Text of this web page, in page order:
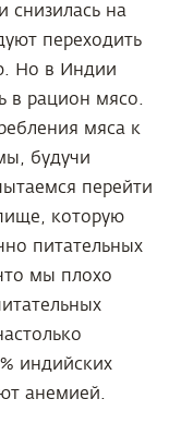
снизилась на
переходить
Но в Индии
в рацион мясо.
мяса к
будучи
перейти
которую
питательных
мы плохо
индийских
анемией.